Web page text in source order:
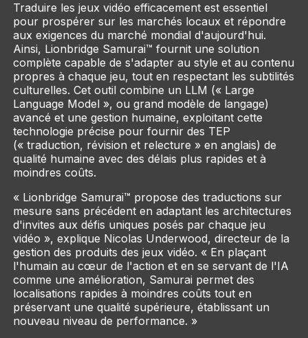
Traduire les jeux vidéo efficacement est essentiel
pour prospérer sur les marchés locaux et répondre
aux exigences du marché mondial d'aujourd'hui.
Ainsi, Lionbridge Samurai™ fournit une solution
complète capable de s'adapter au style et au contenu
propres à chaque jeu, tout en respectant les subtilités
culturelles. Cet outil combine un LLM (« Large
Language Model », ou grand modèle de langage)
avancé et une gestion humaine, exploitant cette
technologie précise pour fournir des TEP
(« traduction, révision et relecture » en anglais) de
qualité humaine avec des délais plus rapides et à
moindres coûts.
« Lionbridge Samurai™ propose des traductions sur
mesure sans précédent en adaptant les architectures
d'invites aux défis uniques posés par chaque jeu
vidéo », explique Nicolas Underwood, directeur de la
gestion des produits des jeux vidéo. « En plaçant
l'humain au cœur de l'action et en se servant de l'IA
comme une amélioration, Samurai permet des
localisations rapides à moindres coûts tout en
préservant une qualité supérieure, établissant un
nouveau niveau de performance. »